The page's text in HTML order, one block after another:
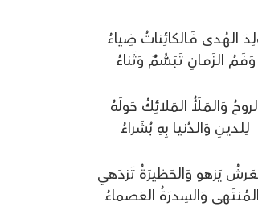
الـهُـدى فَـالكائِناتُ ضِياءُ
وَفَـمُ الـزَمـانِ تَـبَـسُّـمٌ وَثَناءُ
وَالـمَـلَأُ الـمَلائِكُ حَولَهُ
لِـلـديـنِ وَالـدُنـيـا بِهِ بُشَراءُ
يَزهو وَالحَظيرَةُ تَزدَهي
وَالسِدرَةُ العَصماءُ